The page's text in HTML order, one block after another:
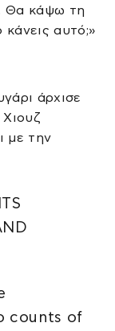
Θα κάψω τη
αυτό;»
άρχισε
με την
counts of